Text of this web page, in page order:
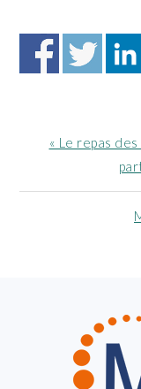
Article
:
« Le repas